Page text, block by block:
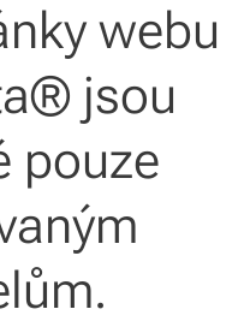
webu
jsou
pouze